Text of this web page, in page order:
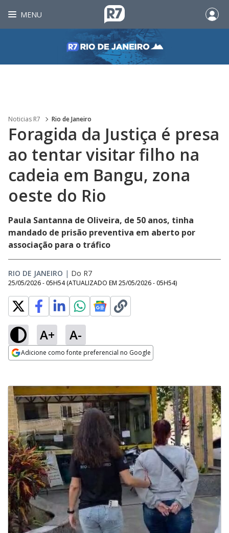
MENU
Noticias R7 Rio de Janeiro
Foragida da Justiça é presa
ao tentar visitar filho na
cadeia em Bangu, zona
oeste do Rio
Paula Santanna de Oliveira, de 50 anos, tinha
mandado de prisão preventiva em aberto por
associação para o tráfico
RIO DE JANEIRO | Do R7
25/05/2026 - 05H54 (ATUALIZADO EM 25/05/2026 - 05H54)
A+ A-
Adicione como fonte preferencial no Google